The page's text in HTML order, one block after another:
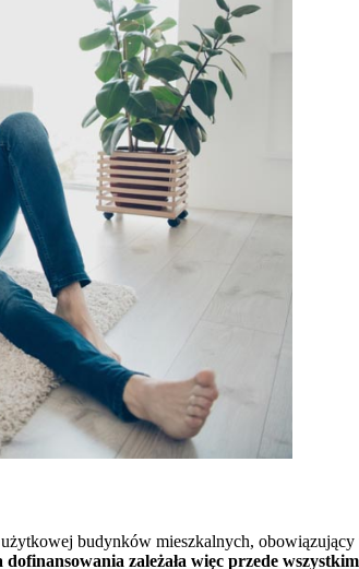
budynków mieszkalnych, obowiązujący
dofinansowania zależała więc przede